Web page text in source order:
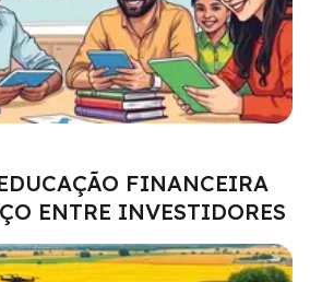
FINANCEIRA
ENTRE INVESTIDORES